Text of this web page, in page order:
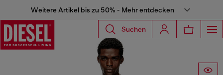
Weitere Artikel bis zu 50% - Mehr entdecken
Suchen